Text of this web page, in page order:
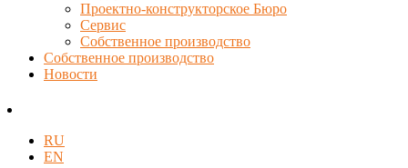
Проектно-конструкторское Бюро
Сервис
Собственное производство
Собственное производство
Новости
RU
EN